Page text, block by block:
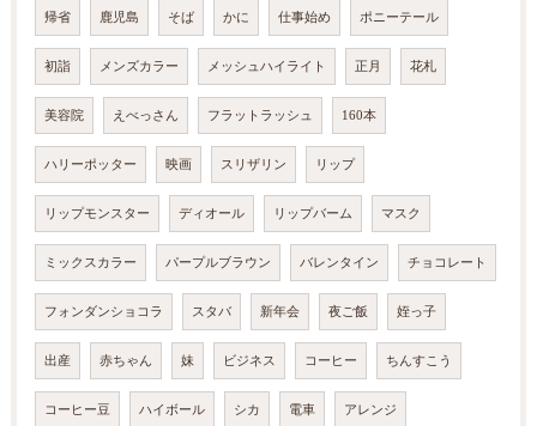
帰省 鹿児島 そば かに 仕事始め ポニーテール
初詣 メンズカラー メッシュハイライト 正月 花札
美容院 えべっさん フラットラッシュ 160本
ハリーポッター 映画 スリザリン リップ
リップモンスター ディオール リップバーム マスク
ミックスカラー パープルブラウン バレンタイン チョコレート
フォンダンショコラ スタバ 新年会 夜ご飯 姪っ子
出産 赤ちゃん 妹 ビジネス コーヒー ちんすこう
コーヒー豆 ハイボール シカ 電車 アレンジ